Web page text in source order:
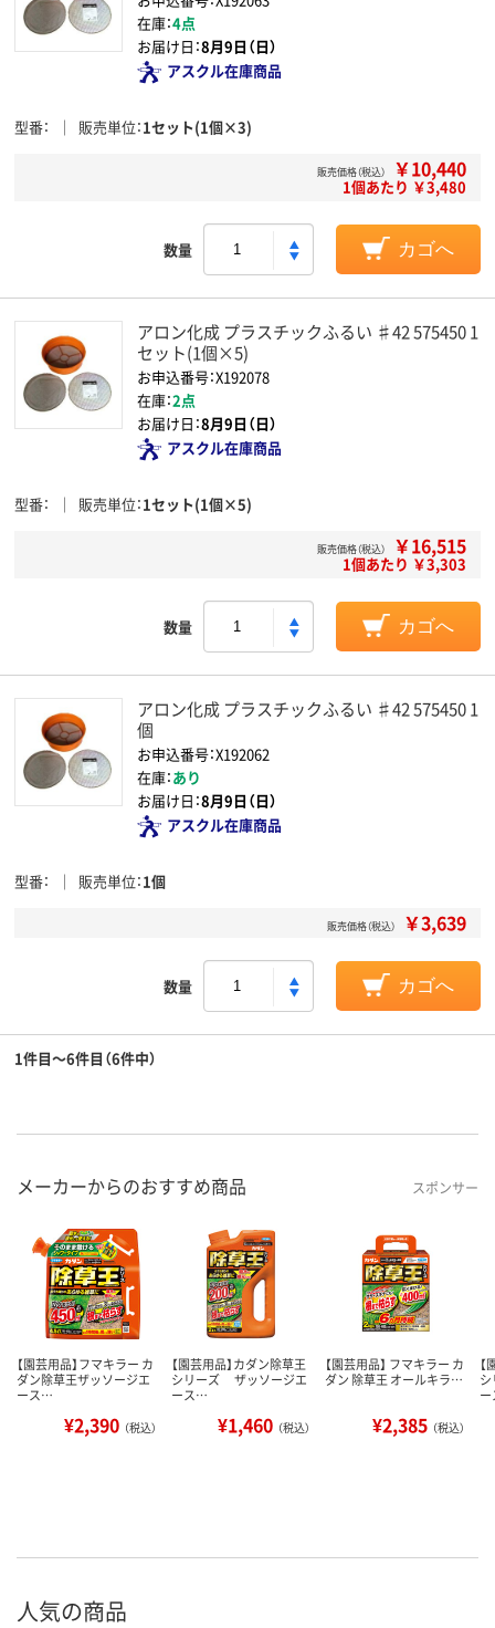
在庫：4点
お届け日：8月9日（日）
アスクル在庫商品
型番 販売単位 1セット(1個×3)
販売価格（税込） ￥10,440
1個あたり ￥3,480
数量 カゴへ
アロン化成 プラスチックふるい ♯42 575450 1
セット(1個×5)
お申込番号：X192078
在庫：2点
お届け日：8月9日（日）
アスクル在庫商品
型番 販売単位 1セット(1個×5)
販売価格（税込） ￥16,515
1個あたり ￥3,303
数量 カゴへ
アロン化成 プラスチックふるい ♯42 575450 1
個
お申込番号：X192062
在庫：あり
お届け日：8月9日（日）
アスクル在庫商品
型番 販売単位 1個
販売価格（税込） ￥3,639
数量 カゴへ
1件目～6件目（6件中）
メーカーからのおすすめ商品 スポンサー
【園芸用品】フマキラー カ
ダン除草王ザッソージエ
ース…
¥2,390 （税込）
【園芸用品】カダン除草王
シリーズ ザッソージエ
ース…
¥1,460 （税込）
【園芸用品】 フマキラー カ
ダン 除草王 オールキラ…
¥2,385 （税込）
人気の商品